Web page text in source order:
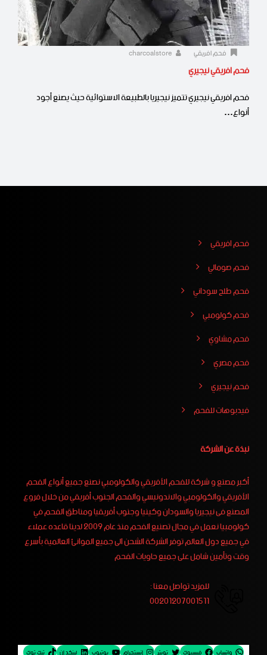
فحم افريقي
فحم افريقي نيجيري
فحم افريقي نيجيري تتميز نيجيريا بالطبيعة الاستوائية حيث يصنع أجود
أنواع…
فحم افريقي
فحم صومالي
فحم طلح سوداني
فحم كولومبي
فحم مشاوي
فحم مصري
فحم نيجيري
فيدبوهات للفحم
نبذة عن الشركة
أكبر مصنع و شركة للفحم الأفريقي والكولومبي نصنع جميع أنواع الفحم
الأفريقي والكولومبي والاندونيسي والفحم الجنوب أفريقي من خلال فروع
المصنع فى نيجيريا والسودان وكينيا وجنوب أفريقيا ومناطق الفحم في
كولومبيا نعمل في مجال تصنيع الفحم منذ عام 2009 لدينا قاعده عملاء
في جميع دول العالم توفر الشركة الشحن الى جميع الموانئ العالمية بأسرع
وقت وتأمين شامل على جميع حاويات الفحم
للمزيد تواصل معنا :
00201207001511